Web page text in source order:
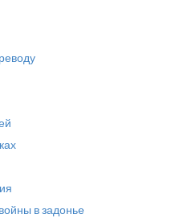
в задонье